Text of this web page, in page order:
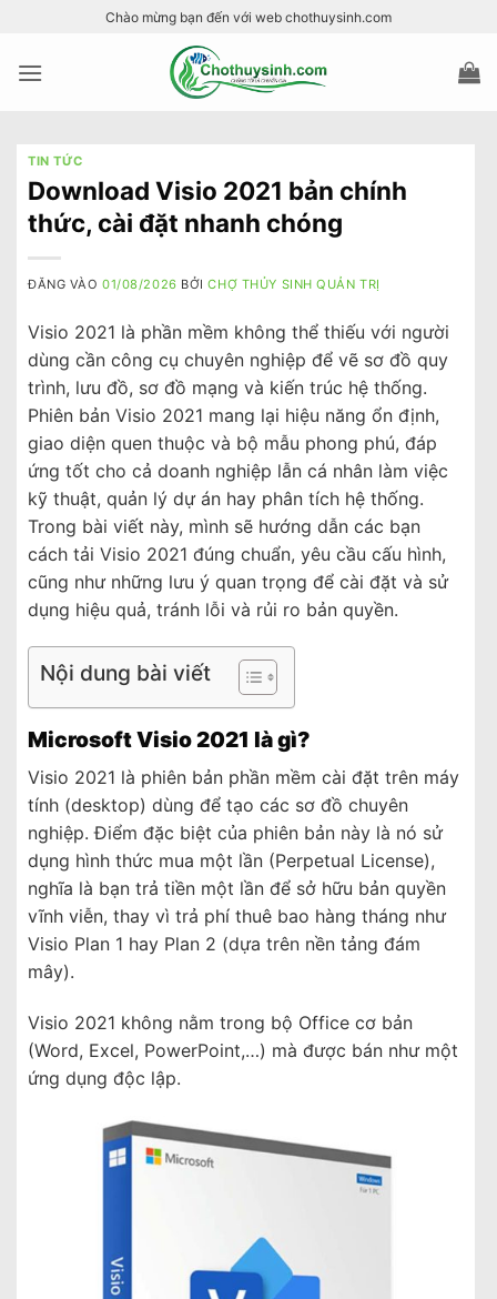
nội
Chào mừng bạn đến với web chothuysinh.com
TIN TỨC
Download Visio 2021 bản chính
thức, cài đặt nhanh chóng
ĐĂNG VÀO01/08/2026 BỞICHỢ THỦY SINH QUẢN TRỊ
Visio 2021 là phần mềm không thể thiếu với người
dùng cần công cụ chuyên nghiệp để vẽ sơ đồ quy
trình, lưu đồ, sơ đồ mạng và kiến trúc hệ thống.
Phiên bản Visio 2021 mang lại hiệu năng ổn định,
giao diện quen thuộc và bộ mẫu phong phú, đáp
ứng tốt cho cả doanh nghiệp lẫn cá nhân làm việc
kỹ thuật, quản lý dự án hay phân tích hệ thống.
Trong bài viết này, mình sẽ hướng dẫn các bạn
cách tải Visio 2021 đúng chuẩn, yêu cầu cấu hình,
cũng như những lưu ý quan trọng để cài đặt và sử
dụng hiệu quả, tránh lỗi và rủi ro bản quyền.
Nội dung bài viết
Microsoft Visio 2021 là gì?
Visio 2021 là phiên bản phần mềm cài đặt trên máy
tính (desktop) dùng để tạo các sơ đồ chuyên
nghiệp. Điểm đặc biệt của phiên bản này là nó sử
dụng hình thức mua một lần (Perpetual License),
nghĩa là bạn trả tiền một lần để sở hữu bản quyền
vĩnh viễn, thay vì trả phí thuê bao hàng tháng như
Visio Plan 1 hay Plan 2 (dựa trên nền tảng đám
mây).
Visio 2021 không nằm trong bộ Office cơ bản
(Word, Excel, PowerPoint,…) mà được bán như một
ứng dụng độc lập.